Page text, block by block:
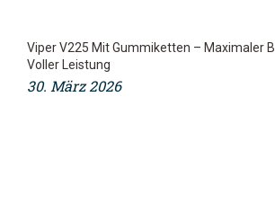
Viper V225 Mit Gummiketten – Maximaler
Voller Leistung
30. März 2026